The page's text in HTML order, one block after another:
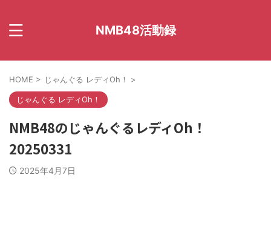
NMB48活動録
HOME > じゃんぐる レディOh！ >
じゃんぐる レディOh！
NMB48のじゃんぐるレディOh！
20250331
2025年4月7日